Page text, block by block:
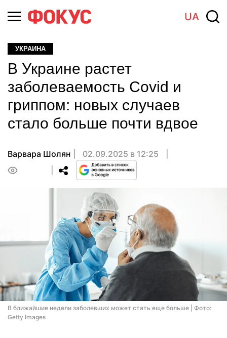
UA
УКРАИНА
В Украине растет
заболеваемость Covid и
гриппом: новых случаев
стало больше почти вдвое
Варвара Шолян
02.09.2025 в 12:25
В ближайшие недели заболевших может стать еще больше | Фото:
Getty Images